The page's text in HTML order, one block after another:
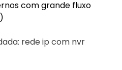
com grande fluxo
rede ip com nvr